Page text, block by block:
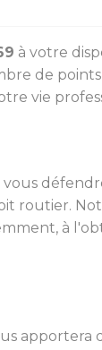
à votre
de
vie
routier.
à
apportera